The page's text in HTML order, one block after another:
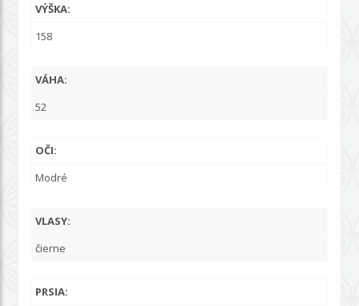
VÝŠKA:
158
VÁHA:
52
OČI:
Modré
VLASY:
čierne
PRSIA: